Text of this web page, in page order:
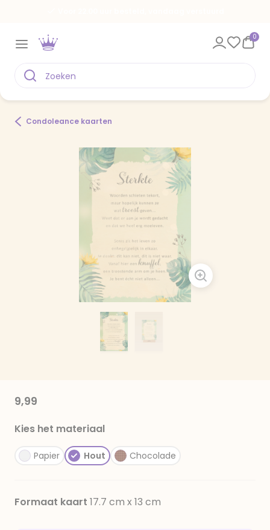
0
Condoleance kaarten
9,99
Kies het materiaal
Papier Hout Chocolade
Formaat kaart 17.7 cm x 13 cm